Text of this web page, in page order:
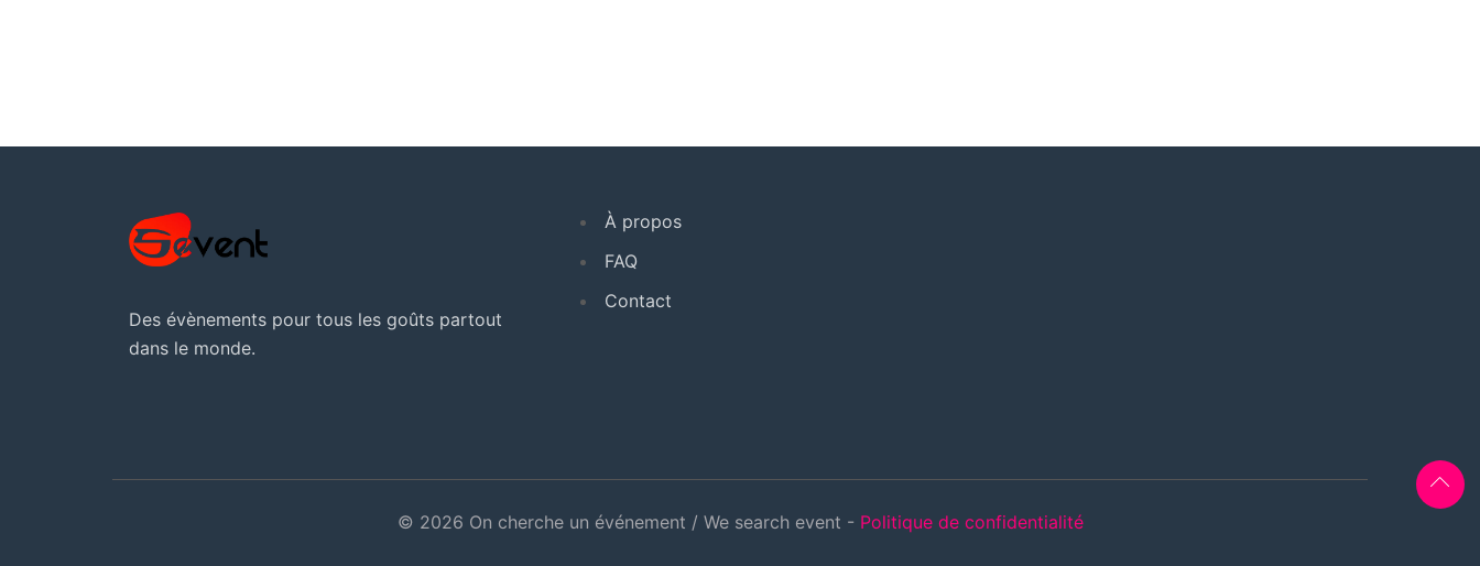
Des évènements pour tous les goûts partout
dans le monde.
À propos
FAQ
Contact
© 2026 On cherche un événement / We search event - Politique de confidentialité